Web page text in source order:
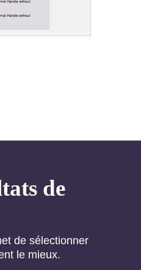
de
de sélectionner
le mieux.